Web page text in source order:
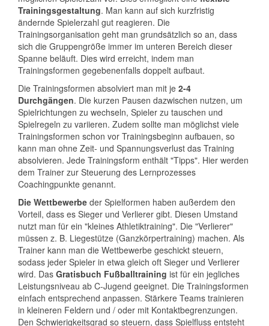
Trainingsgestaltung. Man kann auf sich kurzfristig
ändernde Spielerzahl gut reagieren. Die
Trainingsorganisation geht man grundsätzlich so an, dass
sich die Gruppengröße immer im unteren Bereich dieser
Spanne beläuft. Dies wird erreicht, indem man
Trainingsformen gegebenenfalls doppelt aufbaut.
Die Trainingsformen absolviert man mit je 2-4
Durchgängen. Die kurzen Pausen dazwischen nutzen, um
Spielrichtungen zu wechseln, Spieler zu tauschen und
Spielregeln zu variieren. Zudem sollte man möglichst viele
Trainingsformen schon vor Trainingsbeginn aufbauen, so
kann man ohne Zeit- und Spannungsverlust das Training
absolvieren. Jede Trainingsform enthält "Tipps". Hier werden
dem Trainer zur Steuerung des Lernprozesses
Coachingpunkte genannt.
Die Wettbewerbe der Spielformen haben außerdem den
Vorteil, dass es Sieger und Verlierer gibt. Diesen Umstand
nutzt man für ein "kleines Athletiktraining". Die "Verlierer"
müssen z. B. Liegestütze (Ganzkörpertraining) machen. Als
Trainer kann man die Wettbewerbe geschickt steuern,
sodass jeder Spieler in etwa gleich oft Sieger und Verlierer
wird. Das Gratisbuch Fußballtraining ist für ein jegliches
Leistungsniveau ab C-Jugend geeignet. Die Trainingsformen
einfach entsprechend anpassen. Stärkere Teams trainieren
in kleineren Feldern und / oder mit Kontaktbegrenzungen.
Den Schwierigkeitsgrad so steuern, dass Spielfluss entsteht